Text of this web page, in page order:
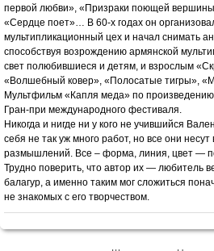
первой любви», «Призраки поющей
«Сердце поет»… В 60-х годах он
мультипликационный цех и начал снимать
способствуя возрождению армянской
свет полюбившиеся и детям, и взрослым
«Волшебный ковер», «Полосатые тигры»,
Мультфильм «Капля меда» по
Гран-при международного фестиваля.
Никогда и нигде ни у кого не учившийся
себя не так уж много работ, но все они несут
размышлений. Все – форма, линия, цвет —
Трудно поверить, что автор их — любитель
балагур, а именно таким мог сложиться
не знакомых с его творчеством.